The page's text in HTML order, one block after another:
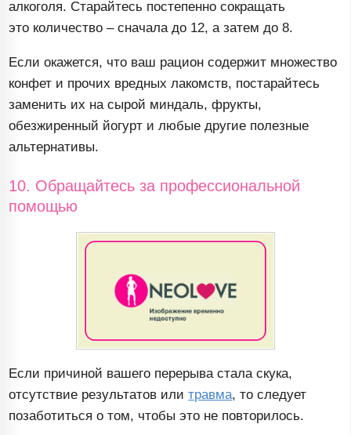
алкоголя. Старайтесь постепенно сокращать
это количество – сначала до 12, а затем до 8.
Если окажется, что ваш рацион содержит множество
конфет и прочих вредных лакомств, постарайтесь
заменить их на сырой миндаль, фрукты,
обезжиренный йогурт и любые другие полезные
альтернативы.
10. Обращайтесь за профессиональной
помощью
Если причиной вашего перерыва стала скука,
отсутствие результатов илитравма, то следует
позаботиться о том, чтобы это не повторилось.